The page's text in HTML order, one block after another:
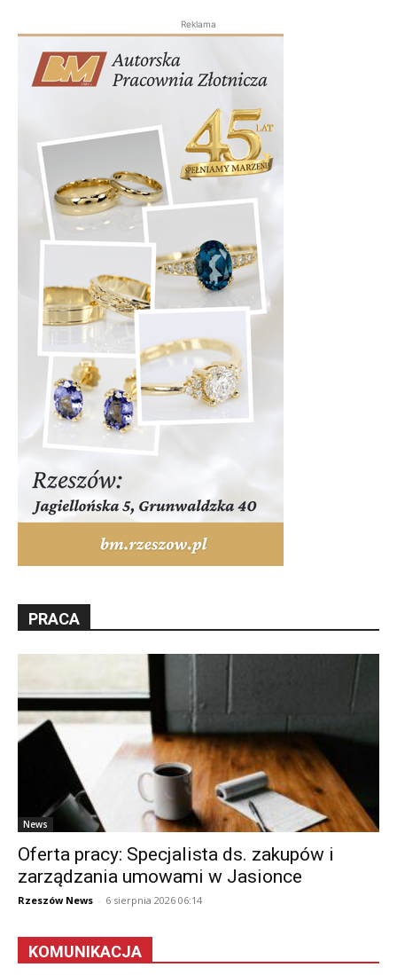
Reklama
PRACA
News
Oferta pracy: Specjalista ds. zakupów i
zarządzania umowami w Jasionce
Rzeszów News - 6 sierpnia 2026 06:14
KOMUNIKACJA